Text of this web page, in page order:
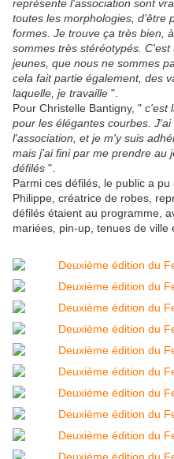
représente l'association sont
toutes les morphologies, d'être
formes. Je trouve ça très bien,
sommes très stéréotypés.
jeunes, que nous ne sommes
cela fait partie également, des
laquelle, je travaille ".
Pour Christelle Bantigny, " c'est
pour les élégantes courbes.
l'association, et je m'y suis
mais j'ai fini par me prendre au
défilés ".
Parmi ces défilés, le public a
Philippe, créatrice de robes,
défilés étaient au programme,
mariées, pin-up, tenues de ville